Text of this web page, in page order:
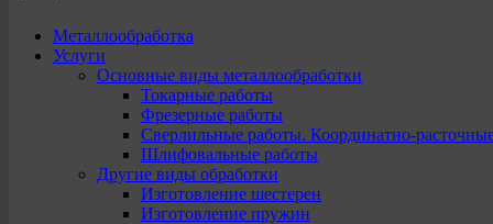
Металлообработка
Услуги
Основные виды металлообработки
Токарные работы
Фрезерные работы
Сверлильные работы. Координатно-
Шлифовальные работы
Другие виды обработки
Изготовление шестерен
Изготовление пружин